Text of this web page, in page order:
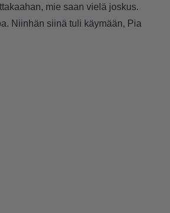
mie saan vielä joskus.
Niinhän siinä tuli käymään, Pia